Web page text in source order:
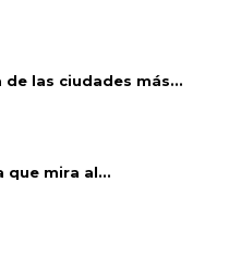
las ciudades más...
que mira al...